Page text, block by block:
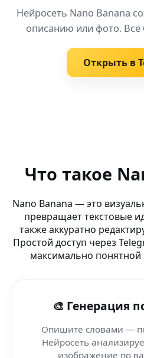
Нейросеть Nano Banana
описанию или фото. Всё
Открыть в
AI Студия (Telegram-канал)
AI Magic Tools — Miro —
AI butterfly art — Object
AI генератор артов —
Что такое
Nano Banana — это
превращает текстовые
также аккуратно
Простой доступ через
максимально понятной
🎨 Генерация
Опишите словами —
Нейросеть
изображение по